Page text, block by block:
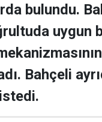
bulundu.
Bahçeli